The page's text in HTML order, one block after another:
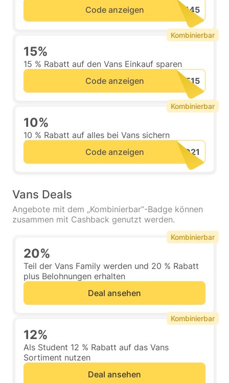
Code anzeigen
15%
15 % Rabatt auf den Vans Einkauf sparen
Code anzeigen
Kombinierbar
10%
10 % Rabatt auf alles bei Vans sichern
Code anzeigen
Kombinierbar
Vans Deals
Angebote mit dem „Kombinierbar“-Badge können
zusammen mit Cashback genutzt werden.
20%
Teil der Vans Family werden und 20 % Rabatt
plus Belohnungen erhalten
Deal ansehen
Kombinierbar
12%
Als Student 12 % Rabatt auf das Vans
Sortiment nutzen
Deal ansehen
Kombinierbar